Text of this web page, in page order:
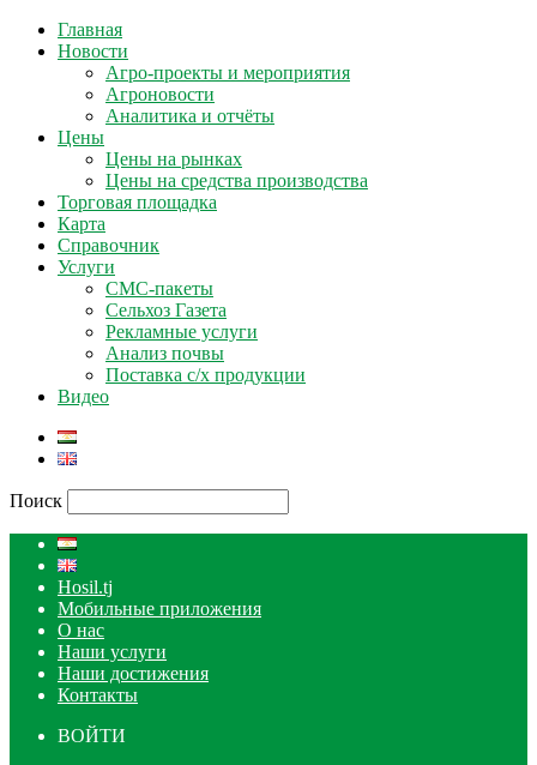
Главная
Новости
Агро-проекты и мероприятия
Агроновости
Аналитика и отчёты
Цены
Цены на рынках
Цены на средства производства
Торговая площадка
Карта
Справочник
Услуги
СМС-пакеты
Сельхоз Газета
Рекламные услуги
Анализ почвы
Поставка с/х продукции
Видео
Поиск
Hosil.tj
Мобильные приложения
О нас
Наши услуги
Наши достижения
Контакты
ВОЙТИ